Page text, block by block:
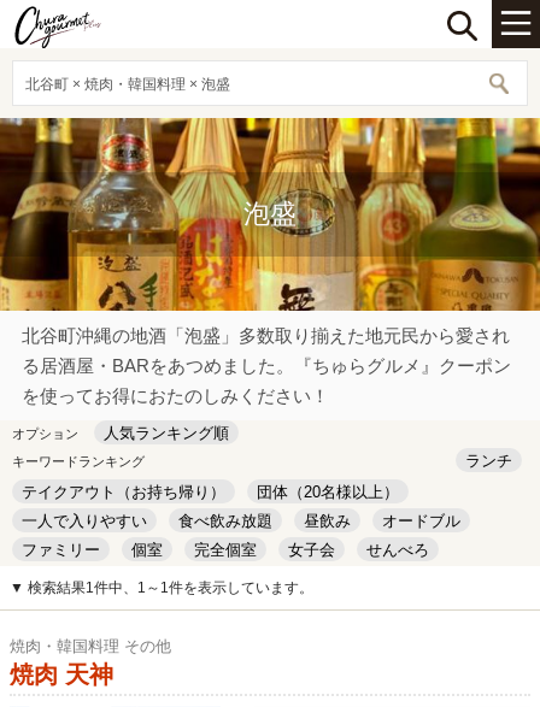
北谷町 × 焼肉・韓国料理 × 泡盛
泡盛
北谷町沖縄の地酒「泡盛」多数取り揃えた地元民から愛され
る居酒屋・BARをあつめました。『ちゅらグルメ』クーポン
を使ってお得におたのしみください！
オプション 人気ランキング順
キーワードランキング
ランチ
テイクアウト（お持ち帰り）
団体（20名様以上）
一人で入りやすい
食べ飲み放題 昼飲み
オードブル
ファミリー
個室 完全個室 女子会
せんべろ
キッズルーム
安い デート
▼ 検索結果1件中、1～1件を表示しています。
焼肉・韓国料理 その他
焼肉 天神